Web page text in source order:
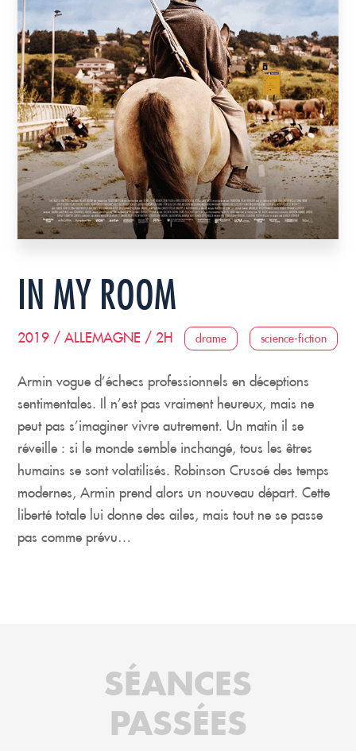
IN MY ROOM
2019 / ALLEMAGNE / 2H drame science-fiction
Armin vogue d’échecs professionnels en déceptions
sentimentales. Il n’est pas vraiment heureux, mais ne
peut pas s’imaginer vivre autrement. Un matin il se
réveille : si le monde semble inchangé, tous les êtres
humains se sont volatilisés. Robinson Crusoé des temps
modernes, Armin prend alors un nouveau départ. Cette
liberté totale lui donne des ailes, mais tout ne se passe
pas comme prévu…
SÉANCES
PASSÉES